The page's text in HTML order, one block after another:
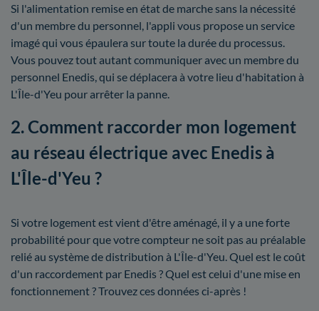
Si l'alimentation remise en état de marche sans la nécessité
d'un membre du personnel, l'appli vous propose un service
imagé qui vous épaulera sur toute la durée du processus.
Vous pouvez tout autant communiquer avec un membre du
personnel Enedis, qui se déplacera à votre lieu d'habitation à
L'Île-d'Yeu pour arrêter la panne.
2. Comment raccorder mon logement
au réseau électrique avec Enedis à
L'Île-d'Yeu ?
Si votre logement est vient d'être aménagé, il y a une forte
probabilité pour que votre compteur ne soit pas au préalable
relié au système de distribution à L'Île-d'Yeu. Quel est le coût
d'un raccordement par Enedis ? Quel est celui d'une mise en
fonctionnement ? Trouvez ces données ci-après !